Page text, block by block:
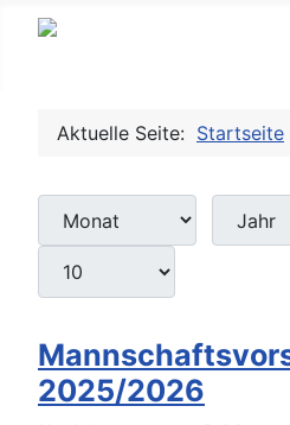
Aktuelle Seite: Startseite
Filter
Monat Jahr
2025/2026